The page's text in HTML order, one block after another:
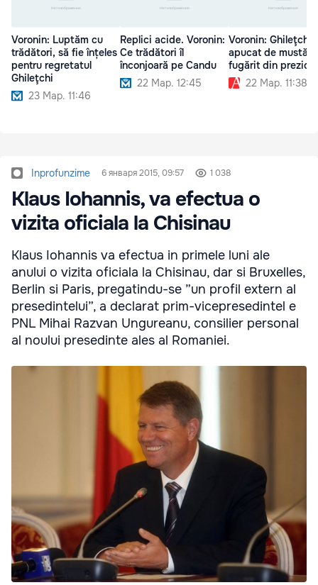
Voronin: Luptăm cu
trădători, să fie înțeles
pentru regretatul
Ghileţchi
23 Мар. 11:46
Replici acide. Voronin:
Ce trădători îl
înconjoară pe Candu
22 Мар. 12:45
Voronin: Ghileţchi,
apucat de mustăți
fugărit din prezidiu
22 Мар. 11:38
Inprofunzime 6 января 2015, 09:57 1 038
Klaus Iohannis, va efectua o
vizita oficiala la Chisinau
Klaus Iohannis va efectua in primele luni ale
anului o vizita oficiala la Chisinau, dar si Bruxelles,
Berlin si Paris, pregatindu-se ”un profil extern al
presedintelui”, a declarat prim-vicepresedintel e
PNL Mihai Razvan Ungureanu, consilier personal
al noului presedinte ales al Romaniei.